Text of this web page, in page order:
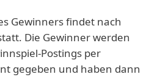
Gewinners findet nach
Die Gewinner werden
Postings per
gegeben und haben dann